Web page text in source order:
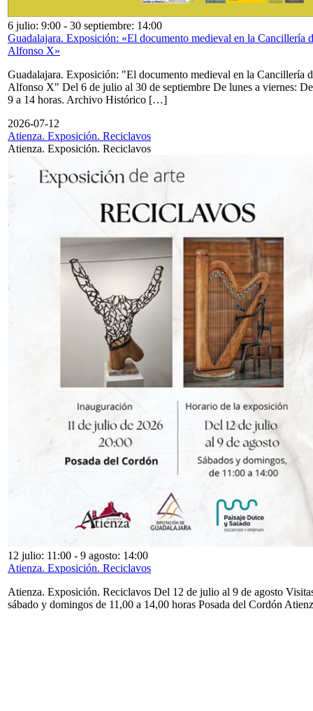
6 julio: 9:00 - 30 septiembre: 14:00
Guadalajara. Exposición: «El documento medieval en la Cancillería
Alfonso X»
Guadalajara. Exposición: "El documento medieval en la Cancillería
Alfonso X" Del 6 de julio al 30 de septiembre De lunes a viernes: De
9 a 14 horas. Archivo Histórico […]
2026-07-12
Atienza. Exposición. Reciclavos
Atienza. Exposición. Reciclavos
12 julio: 11:00 - 9 agosto: 14:00
Atienza. Exposición. Reciclavos
Atienza. Exposición. Reciclavos Del 12 de julio al 9 de agosto
sábado y domingos de 11,00 a 14,00 horas Posada del Cordón